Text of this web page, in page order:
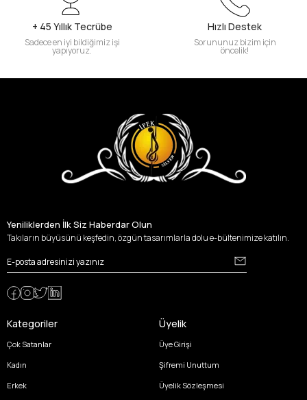
+ 45 Yıllık Tecrübe
Sadece en iyi bildiğimiz işi
yapıyoruz.
Hızlı Destek
Sorununuz bizim için
öncelik!
Yeniliklerden İlk Siz Haberdar Olun
Takıların büyüsünü keşfedin, özgün tasarımlarla dolu e-bültenimize katılın.
Kategoriler
Çok Satanlar
Kadın
Erkek
Üyelik
Üye Girişi
Şifremi Unuttum
Üyelik Sözleşmesi